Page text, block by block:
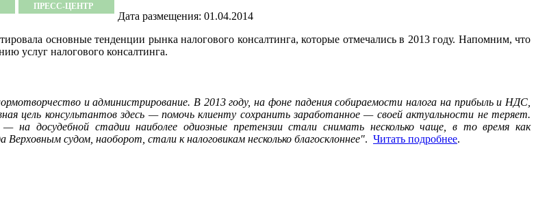
ПРЕСС-ЦЕНТР
Дата размещения: 01.04.2014
основные тенденции рынка налогового консалтинга, которые отмечались в 2013 году. Напомним, что
услуг налогового консалтинга.
и администрирование. В 2013 году, на фоне падения собираемости налога на прибыль и НДС,
цель консультантов здесь — помочь клиенту сохранить заработанное — своей актуальности не теряет.
досудебной стадии наиболее одиозные претензии стали снимать несколько чаще, в то время как
судом, наоборот, стали к налоговикам несколько благосклоннее". Читать подробнее.